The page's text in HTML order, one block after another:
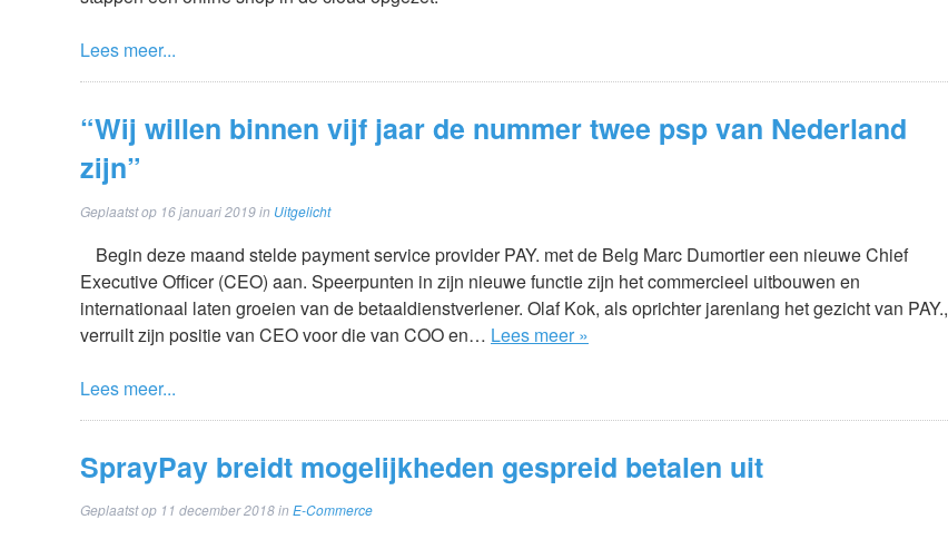
Lees meer...
“Wij willen binnen vijf jaar de nummer twee psp van Nederland
zijn”
Geplaatst op 16 januari 2019in Uitgelicht
Begin deze maand stelde payment service provider PAY. met de Belg Marc Dumortier een nieuwe Chief
Executive Officer (CEO) aan. Speerpunten in zijn nieuwe functie zijn het commercieel uitbouwen en
internationaal laten groeien van de betaaldienstverlener. Olaf Kok, als oprichter jarenlang het gezicht van PAY.,
verruilt zijn positie van CEO voor die van COO en… Lees meer »
Lees meer...
SprayPay breidt mogelijkheden gespreid betalen uit
Geplaatst op 11 december 2018in E-Commerce